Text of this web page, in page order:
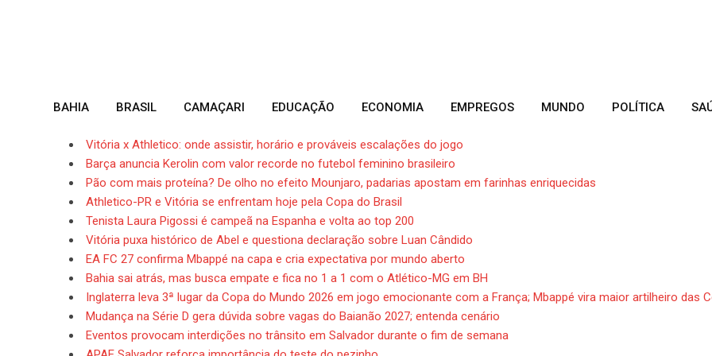
BAHIA BRASIL CAMAÇARI EDUCAÇÃO ECONOMIA EMPREGOS MUNDO POLÍTICA
Vitória x Athletico: onde assistir, horário e prováveis escalações do jogo
Barça anuncia Kerolin com valor recorde no futebol feminino brasileiro
Pão com mais proteína? De olho no efeito Mounjaro, padarias apostam em farinhas enriquecidas
Athletico-PR e Vitória se enfrentam hoje pela Copa do Brasil
Tenista Laura Pigossi é campeã na Espanha e volta ao top 200
Vitória puxa histórico de Abel e questiona declaração sobre Luan Cândido
EA FC 27 confirma Mbappé na capa e cria expectativa por mundo aberto
Bahia sai atrás, mas busca empate e fica no 1 a 1 com o Atlético-MG em BH
Inglaterra leva 3ª lugar da Copa do Mundo 2026 em jogo emocionante com a França; Mbappé vira maior artilheiro das
Mudança na Série D gera dúvida sobre vagas do Baianão 2027; entenda cenário
Eventos provocam interdições no trânsito em Salvador durante o fim de semana